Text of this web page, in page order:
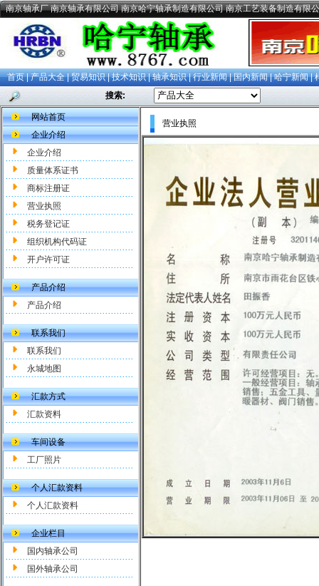
南京轴承厂 南京轴承有限公司 南京哈宁轴承制造有限公司 南京工艺装备制造有限
首页|产品大全|贸易知识|技术知识|轴承知识|行业新闻|国内新闻|哈宁新闻|
搜索:
网站首页
企业介绍
企业介绍
质量体系证书
商标注册证
营业执照
税务登记证
组织机构代码证
开户许可证
产品介绍
产品介绍
联系我们
联系我们
永城地图
汇款方式
汇款资料
车间设备
工厂照片
个人汇款资料
个人汇款资料
企业栏目
国内轴承公司
国外轴承公司
营业执照